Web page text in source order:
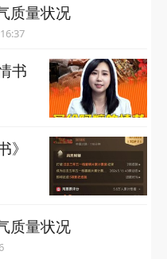
质量状况
05-26 16:37
书
》
质量状况